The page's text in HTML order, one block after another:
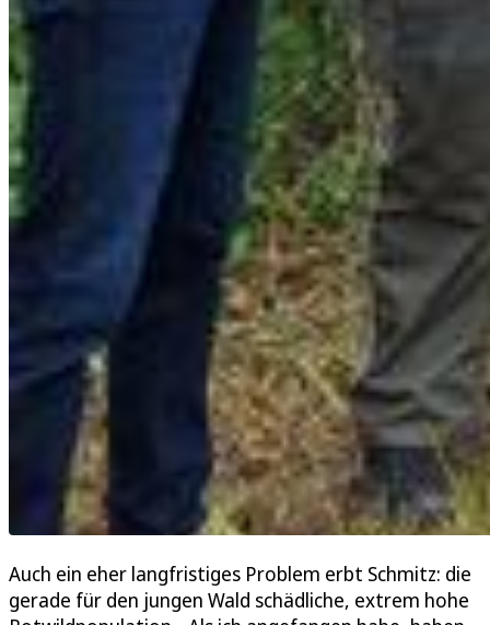
Auch ein eher langfristiges Problem erbt Schmitz: die
gerade für den jungen Wald schädliche, extrem hohe